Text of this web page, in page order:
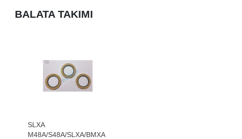
BALATA TAKIMI
SLXA
M48A/S48A/SLXA/BMXA